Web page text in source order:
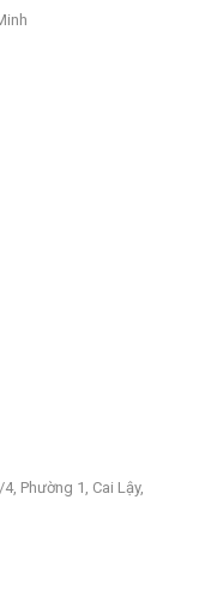
Phường 1, Cai Lậy,